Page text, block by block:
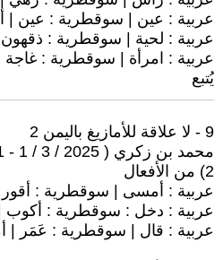
عربية : عين | سوقطرية : عين |
عربية : لحية | سوقطرية : ذقهون
عربية : امرأة | سوقطرية : غاجة
يُتبع
9 - لا علاقة للأمازيغ باليمن 2
محمد بن زكري ( 2025 / 3 / 1 - 08:01 )
2) من الأفعال
عربية : أمسى | سوقطرية : أقور |
عربية : دخل : سوقطرية : أكوب |
عربية : قال | سوقطرية : عَمَر |